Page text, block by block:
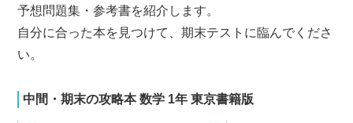
予想問題集・参考書を紹介します。
自分に合った本を見つけて、期末テストに臨んでくださ
い。
中間・期末の攻略本 数学 1年 東京書籍版